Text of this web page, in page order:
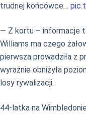
trudnej końcówce…
— Z kortu – informacje
Williams ma czego
pierwsza prowadziła z
wyraźnie obniżyła
losy rywalizacji.
44-latka na